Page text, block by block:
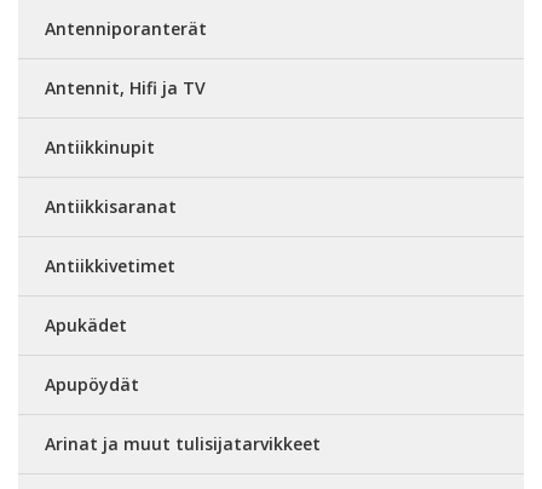
Antenniporanterät
Antennit, Hifi ja TV
Antiikkinupit
Antiikkisaranat
Antiikkivetimet
Apukädet
Apupöydät
Arinat ja muut tulisijatarvikkeet